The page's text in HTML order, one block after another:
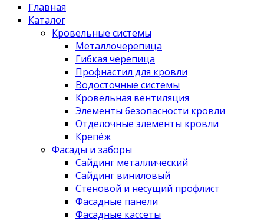
Главная
Каталог
Кровельные системы
Металлочерепица
Гибкая черепица
Профнастил для кровли
Водосточные системы
Кровельная вентиляция
Элементы безопасности кровли
Отделочные элементы кровли
Крепёж
Фасады и заборы
Сайдинг металлический
Сайдинг виниловый
Стеновой и несущий профлист
Фасадные панели
Фасадные кассеты